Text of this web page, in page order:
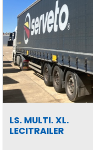
LS. MULTI. XL.
LECITRAILER